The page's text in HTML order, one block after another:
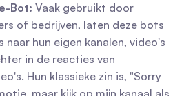
Bot: Vaak gebruikt door
of bedrijven, laten deze bots
naar hun eigen kanalen, video's
in de reacties van
Hun klassieke zin is, "Sorry
maar kijk op mijn kanaal als